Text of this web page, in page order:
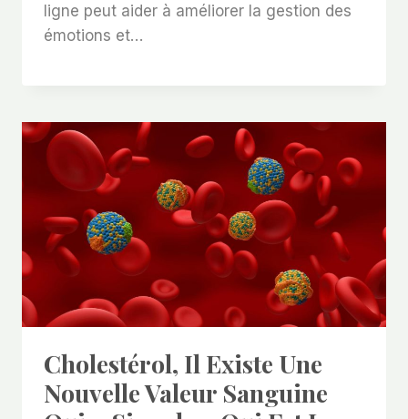
ligne peut aider à améliorer la gestion des
émotions et…
Cholestérol, Il Existe Une
Nouvelle Valeur Sanguine